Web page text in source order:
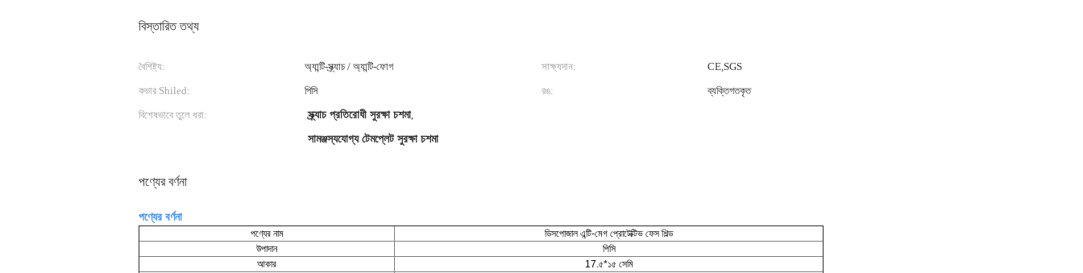
বিস্তারিত তথ্য
বৈশিষ্ট্য: অ্যান্টি-স্ক্র্যাচ / অ্যান্টি-ফোগ সাক্ষ্যদান:
CE,SGS
কভার Shiled:
পিসি রঙ:
ব্যক্তিগতকৃত
বিশেষভাবে তুলে ধরা:
স্ক্র্যাচ প্রতিরোধী সুরক্ষা চশমা,
সামঞ্জস্যযোগ্য টেমপ্লেট সুরক্ষা চশমা
পণ্যের বর্ণনা
পণ্যের বর্ণনা
পণ্যের নাম
ডিসপোজাল এন্টি-মেগ প্রোটেক্টিভ ফেস শিল্ড
উপাদান
পিসি
আকার
17.৫*১৫ সেমি